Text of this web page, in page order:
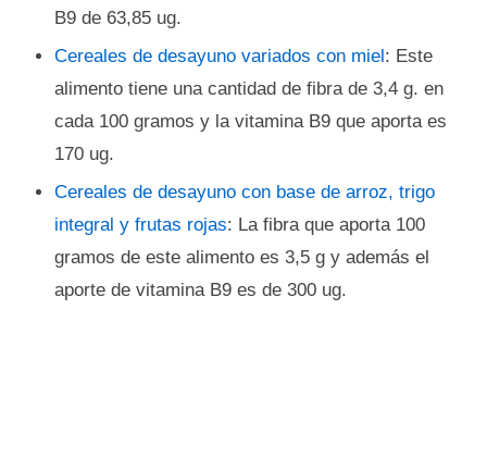
B9 de 63,85 ug.
Cereales de desayuno variados con miel: Este
alimento tiene una cantidad de fibra de 3,4 g. en
cada 100 gramos y la vitamina B9 que aporta es
170 ug.
Cereales de desayuno con base de arroz, trigo
integral y frutas rojas: La fibra que aporta 100
gramos de este alimento es 3,5 g y además el
aporte de vitamina B9 es de 300 ug.